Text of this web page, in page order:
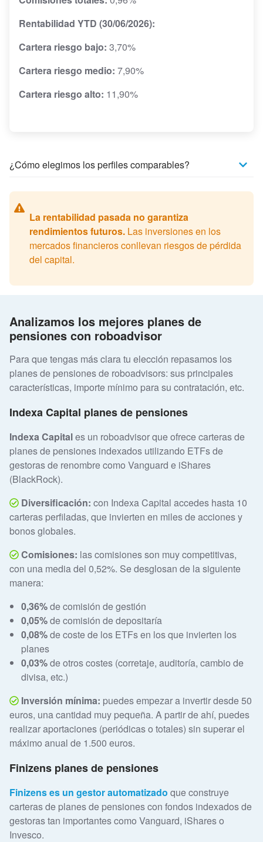
Rentabilidad YTD (30/06/2026):
Cartera riesgo bajo: 3,70%
Cartera riesgo medio: 7,90%
Cartera riesgo alto: 11,90%
¿Cómo elegimos los perfiles comparables?
La rentabilidad pasada no garantiza
rendimientos futuros. Las inversiones en los
mercados financieros conllevan riesgos de pérdida
del capital.
Analizamos los mejores planes de
pensiones con roboadvisor
Para que tengas más clara tu elección repasamos los
planes de pensiones de roboadvisors: sus principales
características, importe mínimo para su contratación, etc.
Indexa Capital planes de pensiones
Indexa Capitales un roboadvisor que ofrece carteras de
planes de pensiones indexados utilizando ETFs de
gestoras de renombre como Vanguard e iShares
(BlackRock).
Diversificación: con Indexa Capital accedes hasta 10
carteras perfiladas, que invierten en miles de acciones y
bonos globales.
Comisiones: las comisiones son muy competitivas,
con una media del 0,52%. Se desglosan de la siguiente
manera:
0,36%de comisión de gestión
0,05%de comisión de depositaría
0,08%de coste de los ETFs en los que invierten los
planes
0,03%de otros costes (corretaje, auditoría, cambio de
divisa, etc.)
Inversión mínima: puedes empezar a invertir desde 50
euros, una cantidad muy pequeña. A partir de ahí, puedes
realizar aportaciones (periódicas o totales) sin superar el
máximo anual de 1.500 euros.
Finizens planes de pensiones
Finizens es un gestor automatizado que construye
carteras de planes de pensiones con fondos indexados de
gestoras tan importantes como Vanguard, iShares o
Invesco.